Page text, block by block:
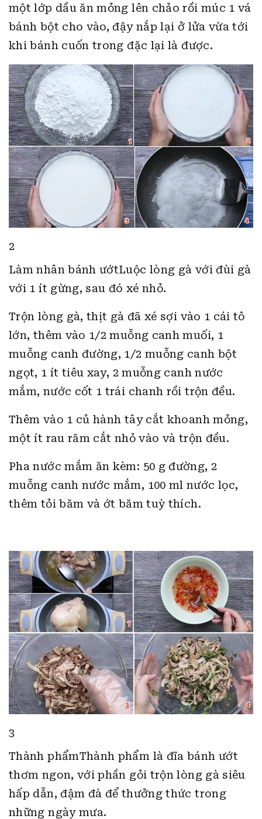
một lớp dầu ăn mỏng lên chảo rồi múc 1 vá
bánh bột cho vào, đậy nắp lại ở lửa vừa tới
khi bánh cuốn trong đặc lại là được.
2
Làm nhân bánh ướtLuộc lòng gà với đùi gà
với 1 ít gừng, sau đó xé nhỏ.
Trộn lòng gà, thịt gà đã xé sợi vào 1 cái tô
lớn, thêm vào 1/2 muỗng canh muối, 1
muỗng canh đường, 1/2 muỗng canh bột
ngọt, 1 ít tiêu xay, 2 muỗng canh nước
mắm, nước cốt 1 trái chanh rồi trộn đều.
Thêm vào 1 củ hành tây cắt khoanh mỏng,
một ít rau răm cắt nhỏ vào và trộn đều.
Pha nước mắm ăn kèm: 50 g đường, 2
muỗng canh nước mắm, 100 ml nước lọc,
thêm tỏi băm và ớt băm tuỳ thích.
3
Thành phẩmThành phẩm là đĩa bánh ướt
thơm ngon, với phần gỏi trộn lòng gà siêu
hấp dẫn, đậm đà để thưởng thức trong
những ngày mưa.